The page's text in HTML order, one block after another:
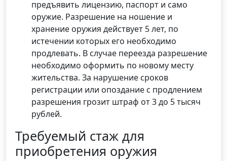
предъявить лицензию, паспорт и само
оружие. Разрешение на ношение и
хранение оружия действует 5 лет, по
истечении которых его необходимо
продлевать. В случае переезда разрешение
необходимо оформить по новому месту
жительства. За нарушение сроков
регистрации или опоздание с продлением
разрешения грозит штраф от 3 до 5 тысяч
рублей.
Требуемый стаж для
приобретения оружия